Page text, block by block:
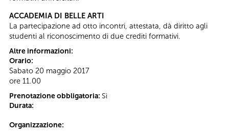
ACCADEMIA DI BELLE ARTI
La partecipazione ad otto incontri, attestata, dà diritto agli
studenti al riconoscimento di due crediti formativi.
Altre informazioni:
Orario:
Sabato 20 maggio 2017
ore 11.00
Prenotazione obbligatoria: Sì
Durata:
Organizzazione: